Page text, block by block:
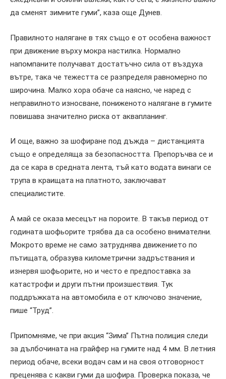
да сменят зимните гуми”, каза още Дунев.
Правилното налягане в тях също е от особена важност
при движение върху мокра настилка. Нормално
напомпаните получават достатъчно сила от въздуха
вътре, така че тежестта се разпределя равномерно по
широчина. Малко хора обаче са наясно, че наред с
неправилното износване, пониженото налягане в гумите
повишава значително риска от аквапланинг.
И още, важно за шофиране под дъжда – дистанцията
също е определяща за безопасността. Препоръчва се и
да се кара в средната лента, тъй като водата винаги се
трупа в краищата на платното, заключават
специалистите.
А май се оказа месецът на пороите. В такъв период от
годината шофьорите трябва да са особено внимателни.
Мокрото време не само затруднява движението по
пътищата, образува километрични задръствания и
изнервя шофьорите, но и често е предпоставка за
катастрофи и други пътни произшествия. Тук
поддръжката на автомобила е от ключово значение,
пише “Труд”.
Припомняме, че при акция “Зима” Пътна полиция следи
за дълбочината на грайфер на гумите над 4 мм. В летния
период обаче, всеки водач сам и на своя отговорност
преценява с какви гуми да шофира. Проверка показа, че